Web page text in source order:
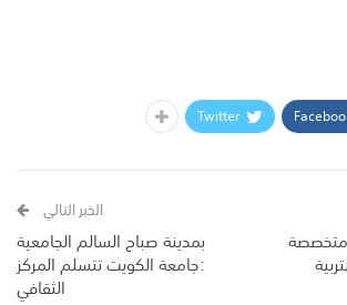
Twitter
متخصصة
الخبر التالي
ب‍مدينة صباح السالم الجامعية
:جامعة الكويت تتسلم المركز
الثقافي